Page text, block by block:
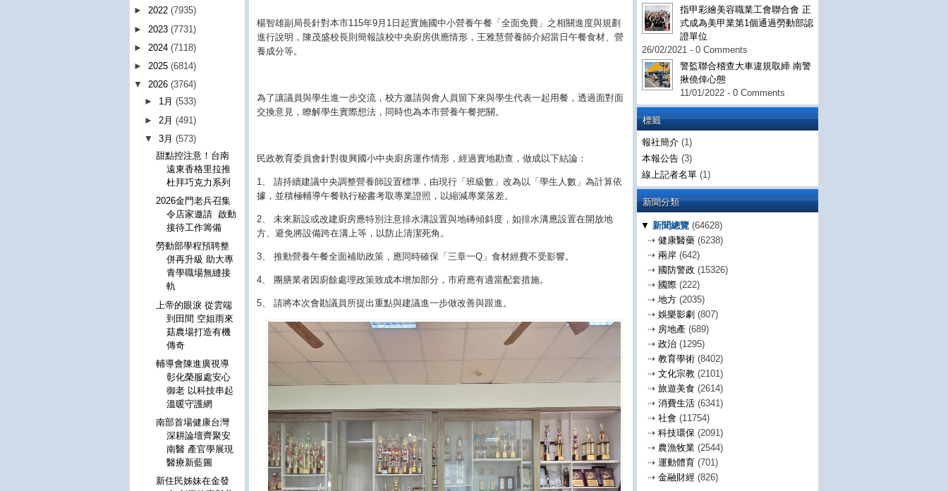
指甲彩繪美容職業工會聯合會 正
式成為美甲業第1個通過勞動部認
證單位
26/02/2021 - 0 Comments
警監聯合稽查大車違規取締 南警
揪僥倖心態
11/01/2022 - 0 Comments
標籤
報社簡介 (1)
本報公告 (3)
線上記者名單 (1)
新聞分類
▼ 新聞總覽 (64628)
⇢ 健康醫藥 (6238)
⇢ 兩岸 (642)
⇢ 國防警政 (15326)
⇢ 國際 (222)
⇢ 地方 (2035)
⇢ 娛樂影劇 (807)
⇢ 房地產 (689)
⇢ 政治 (1295)
⇢ 教育學術 (8402)
⇢ 文化宗教 (2101)
⇢ 旅遊美食 (2614)
⇢ 消費生活 (6341)
⇢ 社會 (11754)
⇢ 科技環保 (2091)
⇢ 農漁牧業 (2544)
⇢ 運動體育 (701)
⇢ 金融財經 (826)
楊智雄副局長針對本市115年9月1日起實施國中小營養午餐「全面免費」之相關進度與規劃
進行說明，陳茂盛校長則簡報該校中央廚房供應情形，王雅慧營養師介紹當日午餐食材、營
養成分等。
為了讓議員與學生進一步交流，校方邀請與會人員留下來與學生代表一起用餐，透過面對面
交換意見，瞭解學生實際想法，同時也為本市營養午餐把關。
民政教育委員會針對復興國小中央廚房運作情形，經過實地勘查，做成以下結論：
1、 請持續建議中央調整營養師設置標準，由現行「班級數」改為以「學生人數」為計算依
據，並積極輔導午餐執行秘書考取專業證照，以縮減專業落差。
2、 未來新設或改建廚房應特別注意排水溝設置與地磚傾斜度，如排水溝應設置在開放地
方、避免將設備跨在溝上等，以防止清潔死角。
3、 推動營養午餐全面補助政策，應同時確保「三章一Q」食材經費不受影響。
4、 團膳業者因廚餘處理政策致成本增加部分，市府應有適當配套措施。
5、 請將本次會勘議員所提出重點與建議進一步做改善與跟進。
► 2022 (7935)
► 2023 (7731)
► 2024 (7118)
► 2025 (6814)
▼ 2026 (3764)
► 1月(533)
► 2月(491)
▼3月(573)
甜點控注意！台南
遠東香格里拉推
杜拜巧克力系列
2026金門老兵召集
令店家邀請 啟動
接待工作籌備
勞動部學程預聘整
併再升級 助大專
青學職場無縫接
軌
上帝的眼淚 從雲端
到田間 空姐雨來
菇農場打造有機
傳奇
輔導會陳進廣視導
彰化榮服處安心
御老 以科技串起
溫暖守護網
南部首場健康台灣
深耕論壇齊聚安
南醫 產官學展現
醫療新藍圖
新住民姊妹在金發